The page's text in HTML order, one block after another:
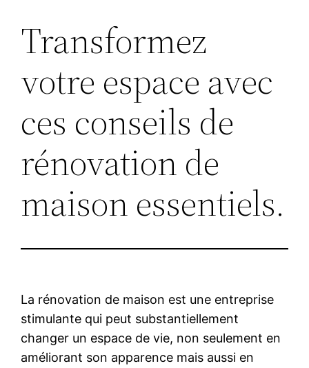
Transformez
votre espace avec
ces conseils de
rénovation de
maison essentiels.
La rénovation de maison est une entreprise
stimulante qui peut substantiellement
changer un espace de vie, non seulement en
améliorant son apparence mais aussi en